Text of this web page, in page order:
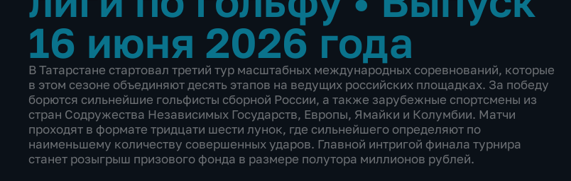
16 июня 2026 года
В Татарстане стартовал третий тур масштабных международных соревнований, которые
в этом сезоне объединяют десять этапов на ведущих российских площадках. За победу
борются сильнейшие гольфисты сборной России, а также зарубежные спортсмены из
стран Содружества Независимых Государств, Европы, Ямайки и Колумбии. Матчи
проходят в формате тридцати шести лунок, где сильнейшего определяют по
наименьшему количеству совершенных ударов. Главной интригой финала турнира
станет розыгрыш призового фонда в размере полутора миллионов рублей.